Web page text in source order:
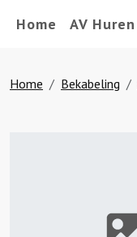
Home AV Huren
Home Bekabeling